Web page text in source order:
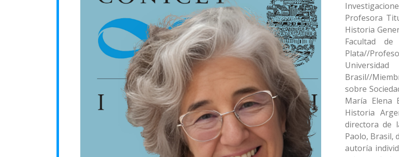
Profesora
Historia
Facultad
Plata//
Brasil//
sobre
María Elena
Historia
directora de
Paolo, Brasil,
autoría